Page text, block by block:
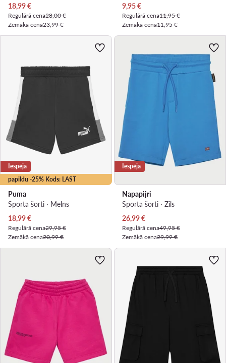
Pašreizējā cena
18,99€
Regulārā cena28,00 €
Zemākā cena23,99 €
Pašreizējā cena
9,95€
Regulārā cena11,95 €
Zemākā cena11,95 €
papildu -25% Kods: LAST
Iespēja
Puma
Sporta šorti · Melns
Pašreizējā cena
18,99€
Regulārā cena29,95 €
Zemākā cena20,99 €
Iespēja
Napapijri
Sporta šorti · Zils
Pašreizējā cena
26,99€
Regulārā cena49,95 €
Zemākā cena29,99 €